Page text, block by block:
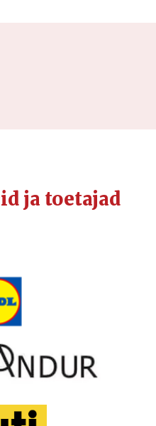
ja toetajad